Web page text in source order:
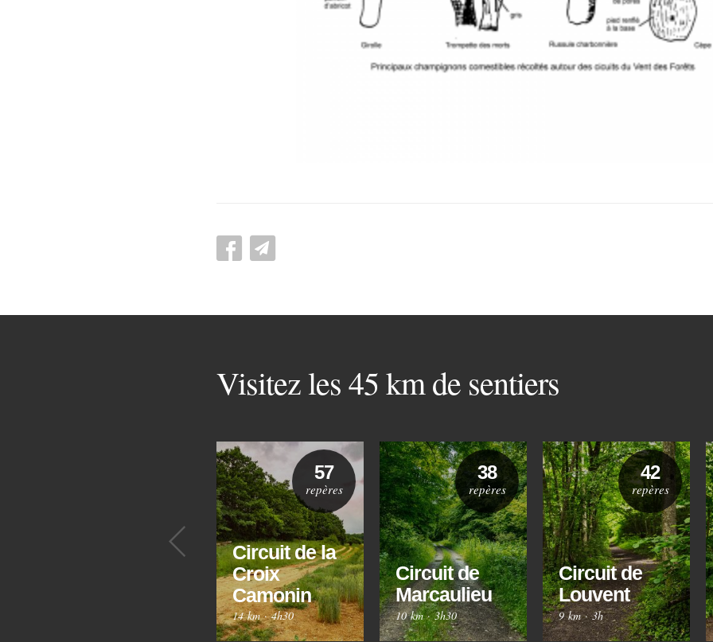
Visitez les 45 km de sentiers
Précédent
Circuit de la
Croix
Camonin
14 km·4h30
57
repères
Circuit de
Marcaulieu
10 km·3h30
38
repères
Circuit de
Louvent
9 km·3h
42
repères